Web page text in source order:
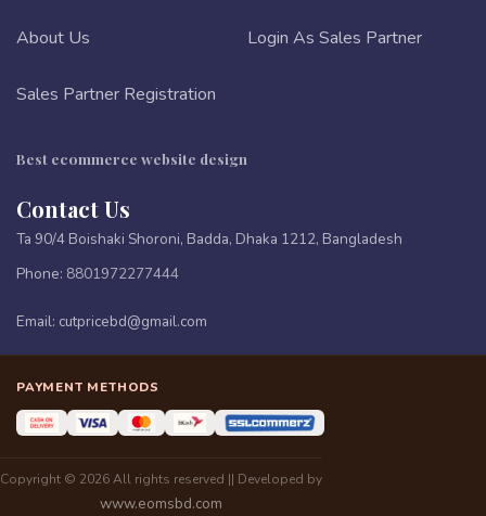
About Us Login As Sales Partner
Sales Partner Registration
Best ecommerce website design
Contact Us
Ta 90/4 Boishaki Shoroni, Badda, Dhaka 1212, Bangladesh
Phone: 8801972277444
Email: cutpricebd@gmail.com
PAYMENT METHODS
Copyright © 2026 All rights reserved || Developed by
www.eomsbd.com